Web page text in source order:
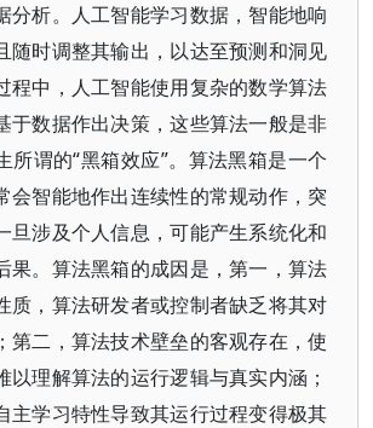
分析。人工智能学习数据，智能地响
随时调整其输出，以达至预测和洞见
程中，人工智能使用复杂的数学算法
于数据作出决策，这些算法一般是非
所谓的“黑箱效应”。算法黑箱是一个
会智能地作出连续性的常规动作，突
旦涉及个人信息，可能产生系统化和
果。算法黑箱的成因是，第一，算法
质，算法研发者或控制者缺乏将其对
第二，算法技术壁垒的客观存在，使
以理解算法的运行逻辑与真实内涵；
主学习特性导致其运行过程变得极其